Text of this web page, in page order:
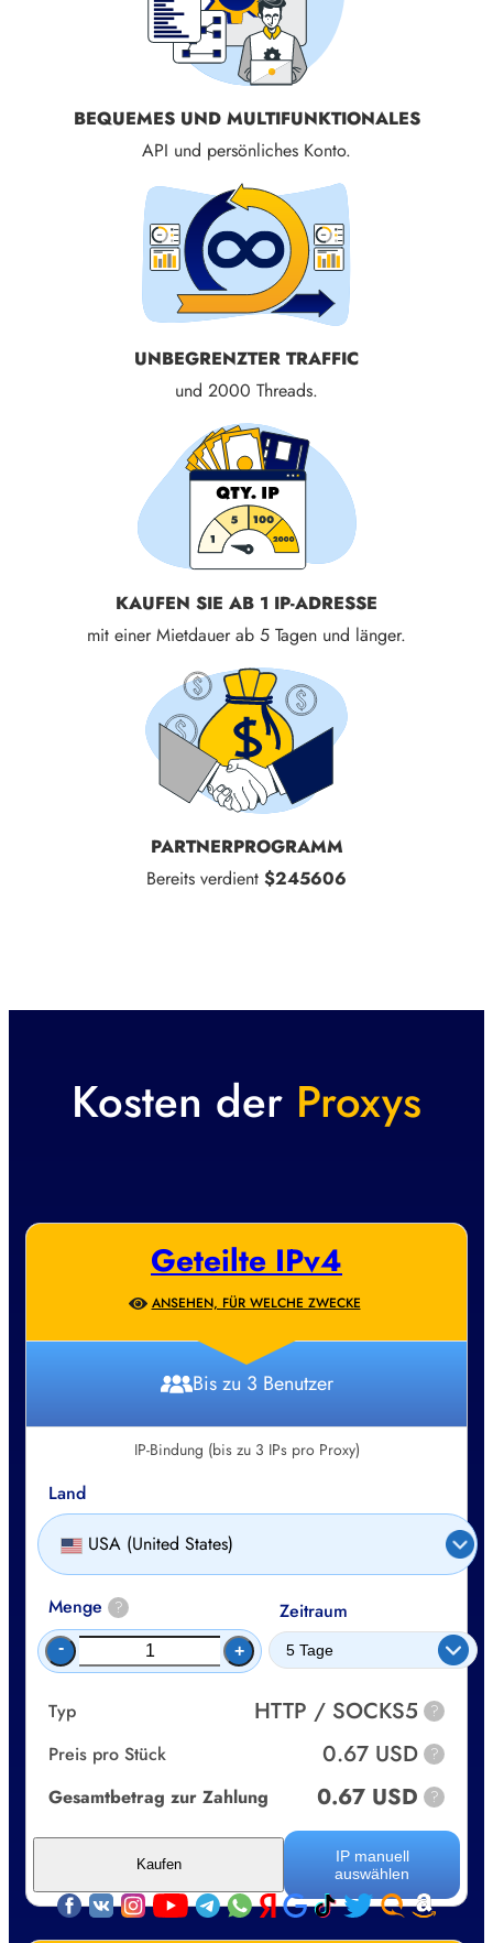
BEQUEMES UND MULTIFUNKTIONALES
API und persönliches Konto.
UNBEGRENZTER TRAFFIC
und 2000 Threads.
KAUFEN SIE AB 1 IP-ADRESSE
mit einer Mietdauer ab 5 Tagen und länger.
PARTNERPROGRAMM
Bereits verdient $245606
Kosten der Proxys
Geteilte IPv4
ANSEHEN, FÜR WELCHE ZWECKE
Bis zu 3 Benutzer
IP-Bindung (bis zu 3 IPs pro Proxy)
Land
USA (United States)
Menge ?
- +
Zeitraum
Typ HTTP / SOCKS5 ?
Preis pro Stück 0.67 USD ?
Gesamtbetrag zur Zahlung 0.67 USD ?
IP manuell
auswählen
Kaufen